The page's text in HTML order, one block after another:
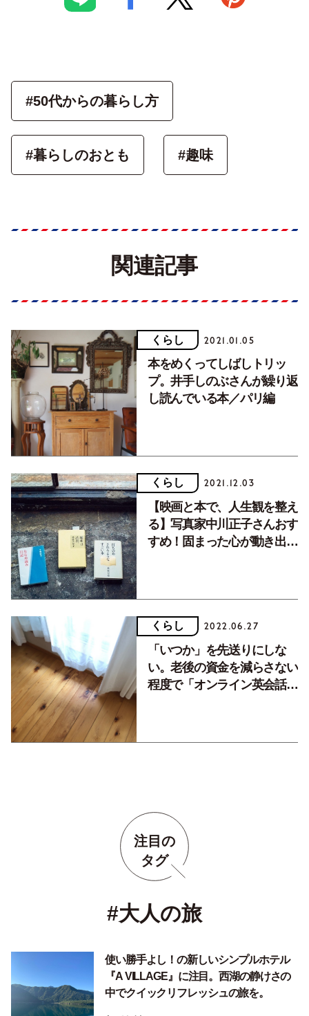
#50代からの暮らし方
#暮らしのおとも #趣味
関連記事
くらし 2021.01.05
本をめくってしばしトリッ
プ。井手しのぶさんが繰り返
し読んでいる本／パリ編
くらし 2021.12.03
【映画と本で、人生観を整え
る】写真家中川正子さんおす
すめ！固まった心が動き出
くらし 2022.06.27
「いつか」を先送りにしな
い。老後の資金を減らさない
程度で「オンライン英会話」
注目の
タグ
#大人の旅
使い勝手よし！の新しいシンプルホテル
『A VILLAGE』に注目。西湖の静けさの
中でクイックリフレッシュの旅を。